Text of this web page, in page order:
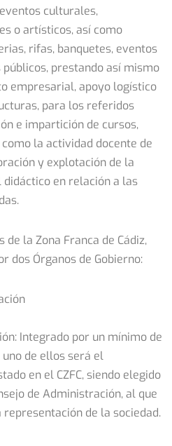
culturales,
o artísticos, así como
rifas, banquetes, eventos
prestando así mismo
empresarial, apoyo logístico
para los referidos
e impartición de cursos,
la actividad docente de
y explotación de la
en relación a las
la Zona Franca de Cádiz,
dos Órganos de Gobierno:
Integrado por un mínimo de
de ellos será el
en el CZFC, siendo elegido
de Administración, al que
de la sociedad.